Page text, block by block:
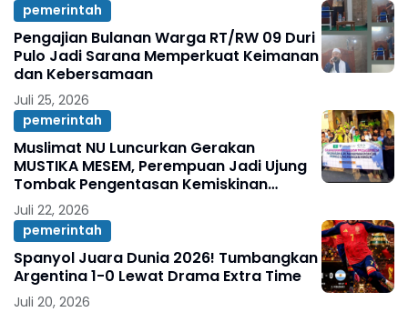
pemerintah
Pengajian Bulanan Warga RT/RW 09 Duri
Pulo Jadi Sarana Memperkuat Keimanan
dan Kebersamaan
Juli 25, 2026
pemerintah
Muslimat NU Luncurkan Gerakan
MUSTIKA MESEM, Perempuan Jadi Ujung
Tombak Pengentasan Kemiskinan
Ekstrem
Juli 22, 2026
pemerintah
Spanyol Juara Dunia 2026! Tumbangkan
Argentina 1-0 Lewat Drama Extra Time
Juli 20, 2026